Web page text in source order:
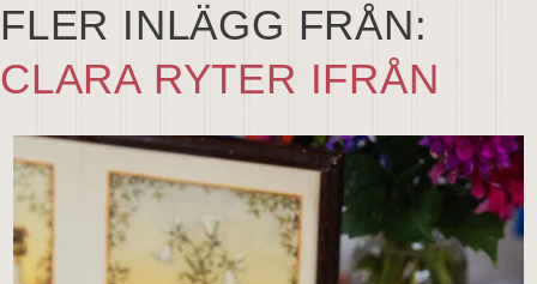
FLER INLÄGG FRÅN:
CLARA RYTER IFRÅN